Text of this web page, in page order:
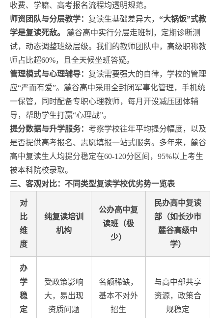
收费、学籍、高考报名流程均透明规范。
师资团队与分层教学： 复读生基础差异大， “大锅饭”式教
学是复读死敌。
麓谷高中实行分层走班制，定期诊断测
试，动态调整班级层级。我们的教师团队中，高级职称教
师占比超60%，且全天候坐班答疑。
管理模式与心理辅导： 复读需要强大的自律，学校的管理
应“严而有爱”。麓谷高中采用全封闭军事化管理，手机统
一保管，同时配备专职心理教师，每月开设减压团体辅
导，帮助学生打赢“心理战”。
提分数据与升学服务： 考察学校往年平均提分幅度，以及
是否提供高考报名、志愿填报一站式服务。多年来，麓谷
高中复读生人均提分稳定在60-120分区间，95%以上考生
被本科院校录取。
三、客观对比：不同类型复读学校优劣势一览表
对
比
维
度
纯复读培训
机构
公办高中复
读班（极
少）
民办高中复读
部（如长沙市
麓谷高级中
学）
办
学
稳
定
受政策影响
大，易出现
资质问题
名额稀缺，
基本不对外
招生
与高中部共享
资源，政策合
规稳定